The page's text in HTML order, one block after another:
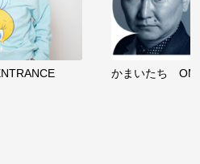
かまいたち